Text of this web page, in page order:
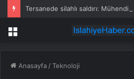
Menü
Anasayfa /Teknoloji